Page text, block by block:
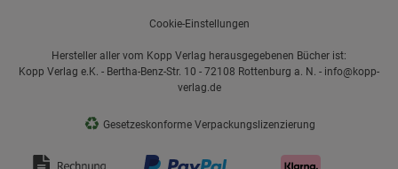
Cookie-Einstellungen
Hersteller aller vom Kopp Verlag herausgegebenen Bücher ist:
Kopp Verlag e.K. - Bertha-Benz-Str. 10 - 72108 Rottenburg a. N. - info@kopp-
verlag.de
♻ Gesetzeskonforme Verpackungslizenzierung